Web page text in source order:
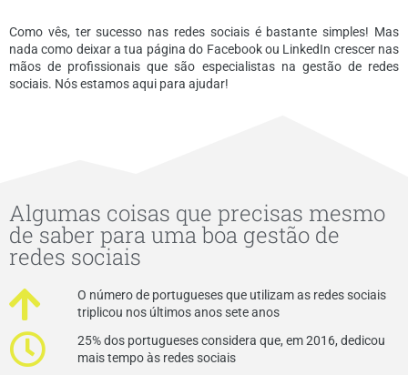
Como vês, ter sucesso nas redes sociais é bastante simples! Mas
nada como deixar a tua página do Facebook ou LinkedIn crescer nas
mãos de profissionais que são especialistas na gestão de redes
sociais. Nós estamos aqui para ajudar!
Algumas coisas que precisas mesmo
de saber para uma boa gestão de
redes sociais
O número de portugueses que utilizam as redes sociais
triplicou nos últimos anos sete anos
25% dos portugueses considera que, em 2016, dedicou
mais tempo às redes sociais